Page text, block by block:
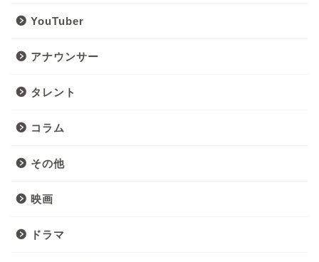
YouTuber
アナウンサー
タレント
コラム
その他
映画
ドラマ